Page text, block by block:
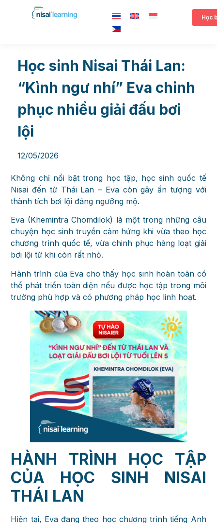
Học
Học sinh Nisai Thái Lan:
“Kình ngư nhí” Eva chinh
phục nhiều giải đấu bơi
lội
12/05/2026
Không chỉ nổi bật trong học tập, học sinh quốc tế
Nisai đến từ Thái Lan – Eva còn gây ấn tượng với
thành tích bơi lội đáng ngưỡng mộ.
Eva (Khemintra Chomdilok) là một trong những câu
chuyện học sinh truyền cảm hứng khi vừa theo học
chương trình quốc tế, vừa chinh phục hàng loạt giải
bơi lội từ khi còn rất nhỏ.
Hành trình của Eva cho thấy học sinh hoàn toàn có
thể phát triển toàn diện nếu được học tập trong môi
trường phù hợp và có phương pháp học linh hoạt.
HÀNH TRÌNH HỌC TẬP
CỦA HỌC SINH NISAI
THÁI LAN
Hiện tại, Eva đang theo học chương trình tiếng Anh